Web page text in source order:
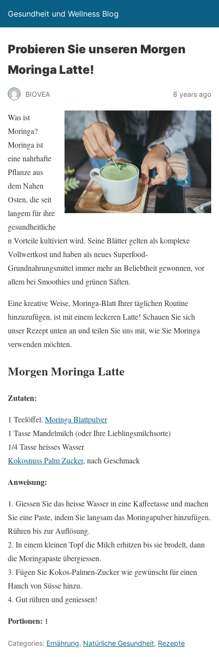
Gesundheit und Wellness Blog
Probieren Sie unseren Morgen
Moringa Latte!
BIOVEA 8 years ago
Was ist
Moringa?
Moringa ist
eine nahrhafte
Pflanze aus
dem Nahen
Osten, die seit
langem für ihre
gesundheitliche
n Vorteile kultiviert wird. Seine Blätter gelten als komplexe
Vollwertkost und haben als neues Superfood-
Grundnahrungsmittel immer mehr an Beliebtheit gewonnen, vor
allem bei Smoothies und grünen Säften.
Eine kreative Weise, Moringa-Blatt Ihrer täglichen Routine
hinzuzufügen, ist mit einem leckeren Latte! Schauen Sie sich
unser Rezept unten an und teilen Sie uns mit, wie Sie Moringa
verwenden möchten.
Morgen Moringa Latte
Zutaten:
1 Teelöffel. Moringa Blattpulver
1 Tasse Mandelmilch (oder Ihre Lieblingsmilchsorte)
1/4 Tasse heisses Wasser
Kokosnuss Palm Zucker, nach Geschmack
Anweisung:
1. Giessen Sie das heisse Wasser in eine Kaffeetasse und machen
Sie eine Paste, indem Sie langsam das Moringapulver hinzufügen.
Rühren bis zur Auflösung.
2. In einem kleinen Topf die Milch erhitzen bis sie brodelt, dann
die Moringapaste übergiessen.
3. Fügen Sie Kokos-Palmen-Zucker wie gewünscht für einen
Hauch von Süsse hinzu.
4. Gut rühren und geniessen!
Portionen: 1
Categories: Ernährung, Natürliche Gesundheit, Rezepte